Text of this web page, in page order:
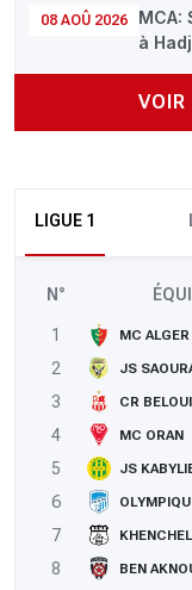
08 AOÛ 2026
MCA:
à
VOIR
LIGUE 1
N°
1 MC ALGER
2
JS
3
CR
4
MC ORAN
5
JS
6
7
8
BEN